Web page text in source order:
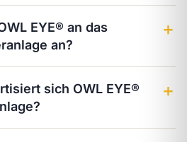
EYE® an das
an?
＋
sich OWL EYE®
＋